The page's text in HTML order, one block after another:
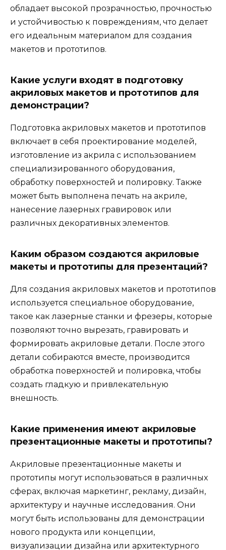
обладает высокой прозрачностью, прочностью
и устойчивостью к повреждениям, что делает
его идеальным материалом для создания
макетов и прототипов.
Какие услуги входят в подготовку
акриловых макетов и прототипов для
демонстрации?
Подготовка акриловых макетов и прототипов
включает в себя проектирование моделей,
изготовление из акрила с использованием
специализированного оборудования,
обработку поверхностей и полировку. Также
может быть выполнена печать на акриле,
нанесение лазерных гравировок или
различных декоративных элементов.
Каким образом создаются акриловые
макеты и прототипы для презентаций?
Для создания акриловых макетов и прототипов
используется специальное оборудование,
такое как лазерные станки и фрезеры, которые
позволяют точно вырезать, гравировать и
формировать акриловые детали. После этого
детали собираются вместе, производится
обработка поверхностей и полировка, чтобы
создать гладкую и привлекательную
внешность.
Какие применения имеют акриловые
презентационные макеты и прототипы?
Акриловые презентационные макеты и
прототипы могут использоваться в различных
сферах, включая маркетинг, рекламу, дизайн,
архитектуру и научные исследования. Они
могут быть использованы для демонстрации
нового продукта или концепции,
визуализации дизайна или архитектурного